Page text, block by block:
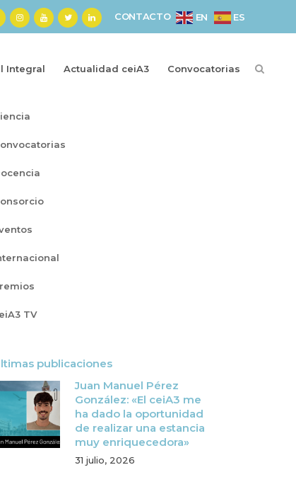
CONTACTO EN ES
Integral Actualidad ceiA3 Convocatorias
TV
publicaciones
Juan Manuel Pérez
González: «El ceiA3 me
ha dado la oportunidad
de realizar una estancia
muy enriquecedora»
31 julio, 2026